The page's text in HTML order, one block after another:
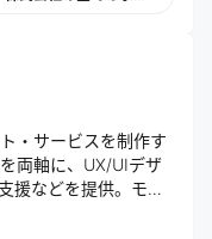
・サービスを制作す
両軸に、UX/UIデザ
援などを提供。モビ
業など多業種に関与